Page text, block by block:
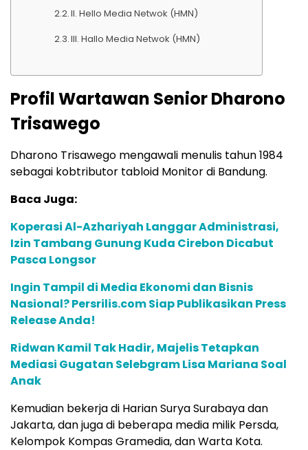
II. Hello Media Netwok (HMN)
III. Hallo Media Netwok (HMN)
Profil Wartawan Senior Dharono
Trisawego
Dharono Trisawego mengawali menulis tahun 1984
sebagai kobtributor tabloid Monitor di Bandung.
Baca Juga:
Koperasi Al-Azhariyah Langgar Administrasi,
Izin Tambang Gunung Kuda Cirebon Dicabut
Pasca Longsor
Ingin Tampil di Media Ekonomi dan Bisnis
Nasional? Persrilis.com Siap Publikasikan Press
Release Anda!
Ridwan Kamil Tak Hadir, Majelis Tetapkan
Mediasi Gugatan Selebgram Lisa Mariana Soal
Anak
Kemudian bekerja di Harian Surya Surabaya dan
Jakarta, dan juga di beberapa media milik Persda,
Kelompok Kompas Gramedia, dan Warta Kota.